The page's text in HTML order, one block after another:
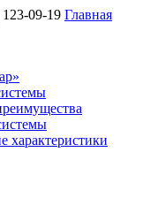
Главная
характеристики